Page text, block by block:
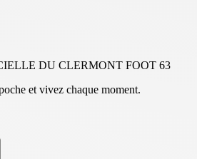
DU CLERMONT FOOT 63
et vivez chaque moment.